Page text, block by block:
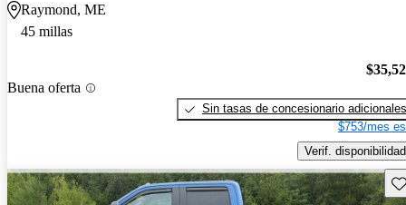
Raymond, ME
45 millas
Buena oferta
Sin tasas de concesionario adicionales
$753/mes
Verif. disponibilidad